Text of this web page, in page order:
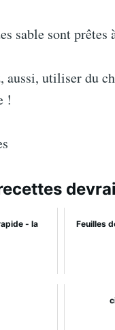
sable sont prêtes
aussi, utiliser du
!
- la
Feuilles